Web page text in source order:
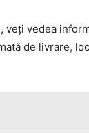
veți vedea
de livrare,